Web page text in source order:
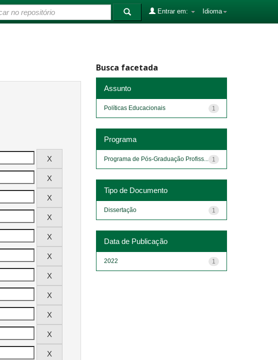
Idioma
Entrar em:
Busca facetada
Assunto
1
Políticas Educacionais
Programa
1
Programa de Pós-Graduação Profiss...
Tipo de Documento
1
Dissertação
Data de Publicação
1
2022